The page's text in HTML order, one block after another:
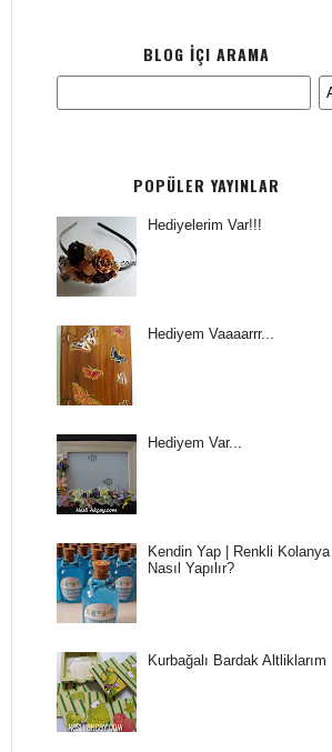
BLOG İÇI ARAMA
POPÜLER YAYINLAR
Hediyelerim Var!!!
Hediyem Vaaaarrr...
Hediyem Var...
Kendin Yap | Renkli Kolanya
Nasıl Yapılır?
Kurbağalı Bardak Altliklarım